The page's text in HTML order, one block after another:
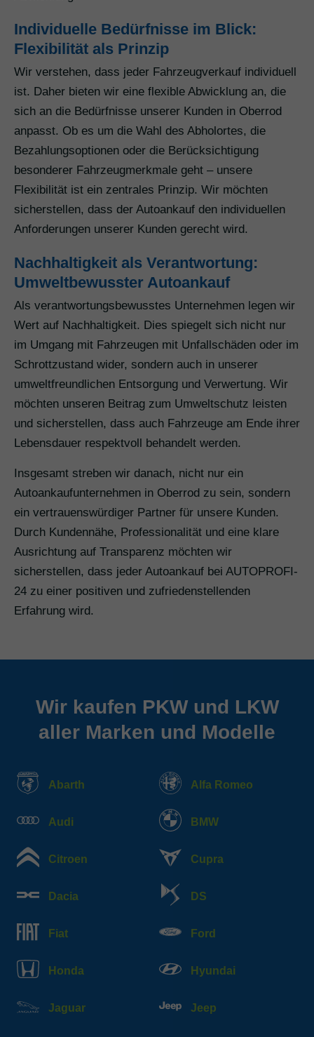
Individuelle Bedürfnisse im Blick:
Flexibilität als Prinzip
Wir verstehen, dass jeder Fahrzeugverkauf individuell
ist. Daher bieten wir eine flexible Abwicklung an, die
sich an die Bedürfnisse unserer Kunden in Oberrod
anpasst. Ob es um die Wahl des Abholortes, die
Bezahlungsoptionen oder die Berücksichtigung
besonderer Fahrzeugmerkmale geht – unsere
Flexibilität ist ein zentrales Prinzip. Wir möchten
sicherstellen, dass der Autoankauf den individuellen
Anforderungen unserer Kunden gerecht wird.
Nachhaltigkeit als Verantwortung:
Umweltbewusster Autoankauf
Als verantwortungsbewusstes Unternehmen legen wir
Wert auf Nachhaltigkeit. Dies spiegelt sich nicht nur
im Umgang mit Fahrzeugen mit Unfallschäden oder im
Schrottzustand wider, sondern auch in unserer
umweltfreundlichen Entsorgung und Verwertung. Wir
möchten unseren Beitrag zum Umweltschutz leisten
und sicherstellen, dass auch Fahrzeuge am Ende ihrer
Lebensdauer respektvoll behandelt werden.
Insgesamt streben wir danach, nicht nur ein
Autoankaufunternehmen in Oberrod zu sein, sondern
ein vertrauenswürdiger Partner für unsere Kunden.
Durch Kundennähe, Professionalität und eine klare
Ausrichtung auf Transparenz möchten wir
sicherstellen, dass jeder Autoankauf bei AUTOPROFI-
24 zu einer positiven und zufriedenstellenden
Erfahrung wird.
Wir kaufen PKW und LKW
aller Marken und Modelle
Abarth Alfa Romeo
Audi BMW
Citroen Cupra
Dacia DS
Fiat Ford
Honda Hyundai
Jaguar Jeep